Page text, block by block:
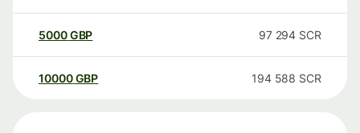
5000GBP 97 294 SCR
10000 GBP 194 588 SCR